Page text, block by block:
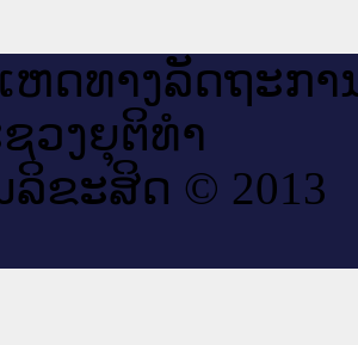
ດ​ທາງ​ລັດ​ຖະ​ກາ
ວງຍຸ​ຕິ​ທຳ
ຂະ​ສິດ © 2013